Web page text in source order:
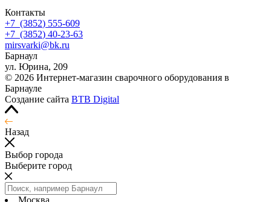
Контакты
+7 (3852) 555-609
+7 (3852) 40-23-63
mirsvarki@bk.ru
Барнаул
ул. Юрина, 209
© 2026 Интернет-магазин сварочного оборудования в
Барнауле
Создание сайта BTB Digital
Назад
Выбор города
Выберите город